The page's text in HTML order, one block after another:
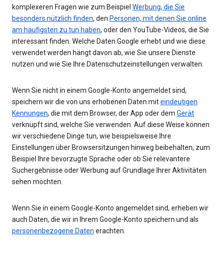
komplexeren Fragen wie zum Beispiel Werbung, die Sie
besonders nützlich finden, den Personen, mit denen Sie online
am häufigsten zu tun haben, oder den YouTube-Videos, die Sie
interessant finden. Welche Daten Google erhebt und wie diese
verwendet werden hängt davon ab, wie Sie unsere Dienste
nutzen und wie Sie Ihre Datenschutzeinstellungen verwalten.
Wenn Sie nicht in einem Google-Konto angemeldet sind,
speichern wir die von uns erhobenen Daten miteindeutigen
Kennungen, die mit dem Browser, der App oder dem Gerät
verknüpft sind, welche Sie verwenden. Auf diese Weise können
wir verschiedene Dinge tun, wie beispielsweise Ihre
Einstellungen über Browsersitzungen hinweg beibehalten, zum
Beispiel Ihre bevorzugte Sprache oder ob Sie relevantere
Suchergebnisse oder Werbung auf Grundlage Ihrer Aktivitäten
sehen möchten.
Wenn Sie in einem Google-Konto angemeldet sind, erheben wir
auch Daten, die wir in Ihrem Google-Konto speichern und als
personenbezogene Daten erachten.